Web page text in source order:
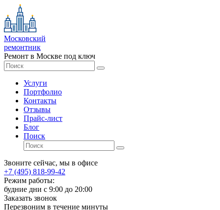
Московский
ремонтник
Ремонт в Москве под ключ
Услуги
Портфолио
Контакты
Отзывы
Прайс-лист
Блог
Поиск
Звоните сейчас, мы в офисе
+7 (495) 818-99-42
Режим работы:
будние дни с 9:00 до 20:00
Заказать звонок
Перезвоним в течение минуты